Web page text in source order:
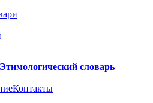
Этимологический словарь
Контакты